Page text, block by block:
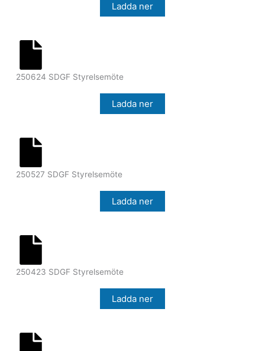
Ladda ner
250624 SDGF Styrelsemöte
Ladda ner
250527 SDGF Styrelsemöte
Ladda ner
250423 SDGF Styrelsemöte
Ladda ner